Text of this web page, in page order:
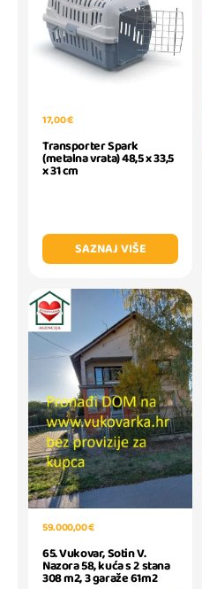
17,00 €
Transporter Spark
(metalna vrata) 48,5 x 33,5
x 31 cm
SAZNAJ VIŠE
59.000,00 €
65. Vukovar, Sotin V.
Nazora 58, kuća s 2 stana
308 m2, 3 garaže 61m2